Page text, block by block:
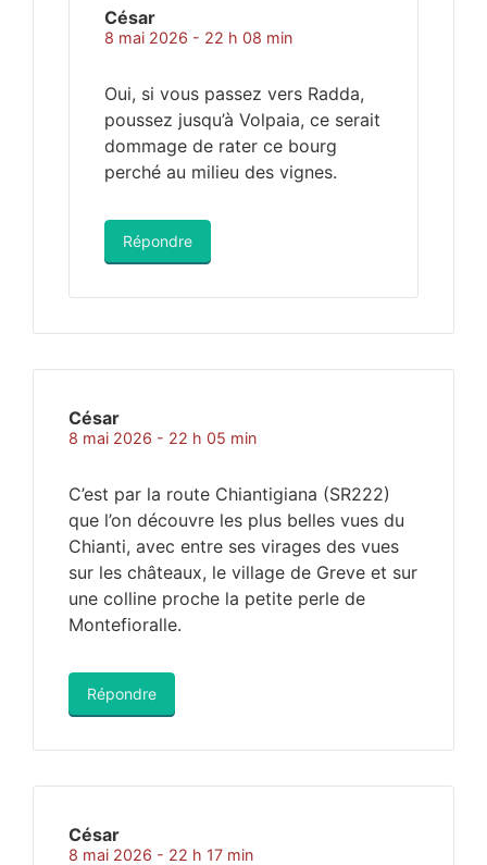
César
8 mai 2026 - 22 h 08 min
Oui, si vous passez vers Radda,
poussez jusqu’à Volpaia, ce serait
dommage de rater ce bourg
perché au milieu des vignes.
Répondre
César
8 mai 2026 - 22 h 05 min
C’est par la route Chiantigiana (SR222)
que l’on découvre les plus belles vues du
Chianti, avec entre ses virages des vues
sur les châteaux, le village de Greve et sur
une colline proche la petite perle de
Montefioralle.
Répondre
César
8 mai 2026 - 22 h 17 min